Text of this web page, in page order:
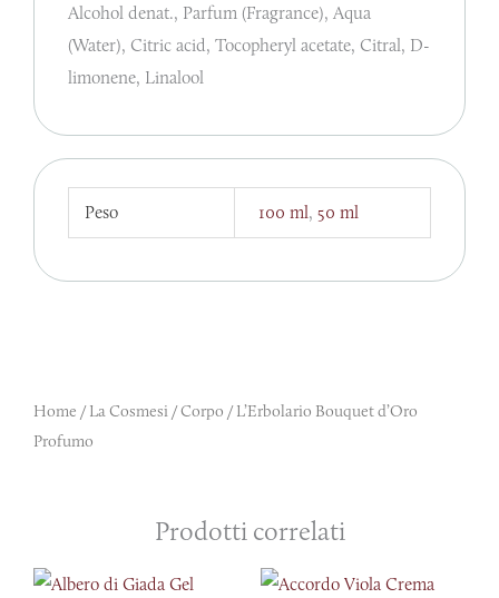
Alcohol denat., Parfum (Fragrance), Aqua
(Water), Citric acid, Tocopheryl acetate, Citral, D-
limonene, Linalool
Peso 100 ml,50 ml
Home /La Cosmesi /Corpo / L’Erbolario Bouquet d’Oro
Profumo
Prodotti correlati